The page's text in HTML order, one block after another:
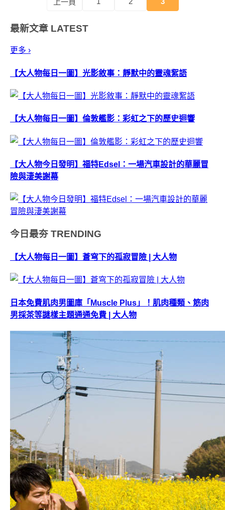
上一頁
最新文章 LATEST
更多 ›
【大人物每日一圖】光影敘事：靜默中的靈魂絮語
【大人物每日一圖】倫敦艦影：彩虹之下的歷史迴響
【大人物今日發明】福特Edsel：一場汽車設計的華麗冒
險與淒美謝幕
今日最夯 TRENDING
【大人物每日一圖】蒼穹下的孤寂冒險 | 大人物
日本免費肌肉男圖庫「Muscle Plus」！肌肉種類、筋肉
男採茶等謎樣主題通通免費 | 大人物